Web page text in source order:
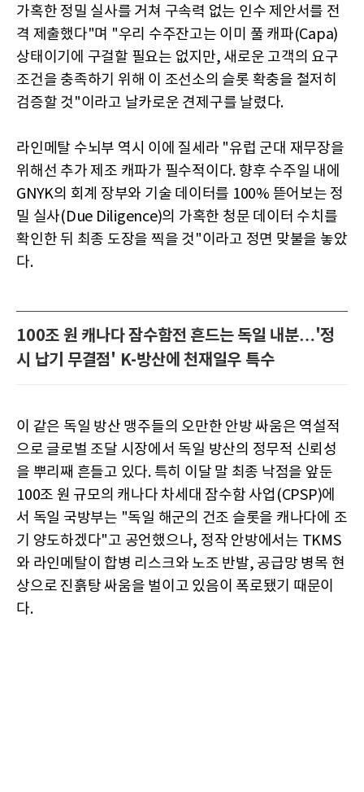
가혹한 정밀 실사를 거쳐 구속력 없는 인수 제안서를 전
격 제출했다"며 "우리 수주잔고는 이미 풀 캐파(Capa)
상태이기에 구걸할 필요는 없지만, 새로운 고객의 요구
조건을 충족하기 위해 이 조선소의 슬롯 확충을 철저히
검증할 것"이라고 날카로운 견제구를 날렸다.
라인메탈 수뇌부 역시 이에 질세라 "유럽 군대 재무장을
위해선 추가 제조 캐파가 필수적이다. 향후 수주일 내에
GNYK의 회계 장부와 기술 데이터를 100% 뜯어보는 정
밀 실사(Due Diligence)의 가혹한 청문 데이터 수치를
확인한 뒤 최종 도장을 찍을 것"이라고 정면 맞불을 놓았
다.
100조 원 캐나다 잠수함전 흔드는 독일 내분…'정
시 납기 무결점' K-방산에 천재일우 특수
이 같은 독일 방산 맹주들의 오만한 안방 싸움은 역설적
으로 글로벌 조달 시장에서 독일 방산의 정무적 신뢰성
을 뿌리째 흔들고 있다. 특히 이달 말 최종 낙점을 앞둔
100조 원 규모의 캐나다 차세대 잠수함 사업(CPSP)에
서 독일 국방부는 "독일 해군의 건조 슬롯을 캐나다에 조
기 양도하겠다"고 공언했으나, 정작 안방에서는 TKMS
와 라인메탈이 합병 리스크와 노조 반발, 공급망 병목 현
상으로 진흙탕 싸움을 벌이고 있음이 폭로됐기 때문이
다.